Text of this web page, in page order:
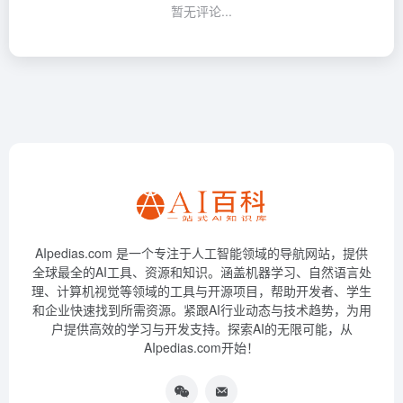
暂无评论...
AIpedias.com 是一个专注于人工智能领域的导航网站，提供
全球最全的AI工具、资源和知识。涵盖机器学习、自然语言处
理、计算机视觉等领域的工具与开源项目，帮助开发者、学生
和企业快速找到所需资源。紧跟AI行业动态与技术趋势，为用
户提供高效的学习与开发支持。探索AI的无限可能，从
AIpedias.com开始！